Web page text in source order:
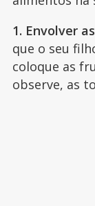
1. Envolver
que o seu
coloque as
observe, as